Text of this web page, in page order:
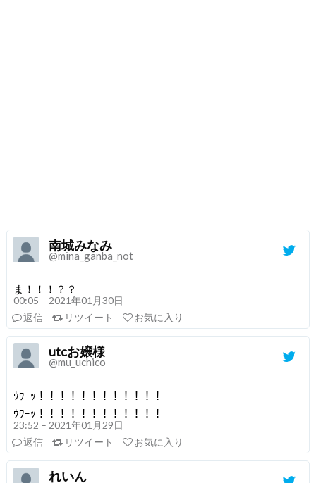
南城みなみ
@mina_ganba_not
ま！！！？？
00:05 – 2021年01月30日
返信
リツイート お気に入り
utcお嬢様
@mu_uchico
ｳﾜｰｯ！！！！！！！！！！！！
ｳﾜｰｯ！！！！！！！！！！！！
23:52 – 2021年01月29日
返信
リツイート お気に入り
れいん